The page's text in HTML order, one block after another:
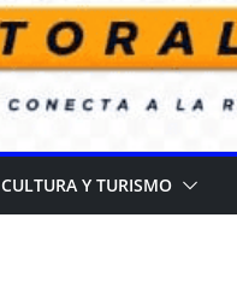
CULTURA Y TURISMO